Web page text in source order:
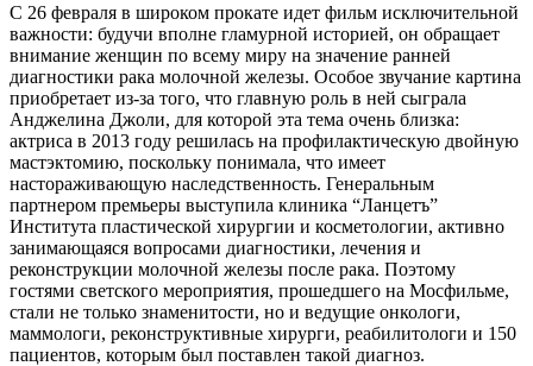
С 26 февраля в широком прокате идет фильм исключительной
важности: будучи вполне гламурной историей, он обращает
внимание женщин по всему миру на значение ранней
диагностики рака молочной железы. Особое звучание картина
приобретает из-за того, что главную роль в ней сыграла
Анджелина Джоли, для которой эта тема очень близка:
актриса в 2013 году решилась на профилактическую двойную
мастэктомию, поскольку понимала, что имеет
настораживающую наследственность. Генеральным
партнером премьеры выступила клиника “Ланцетъ”
Института пластической хирургии и косметологии, активно
занимающаяся вопросами диагностики, лечения и
реконструкции молочной железы после рака. Поэтому
гостями светского мероприятия, прошедшего на Мосфильме,
стали не только знаменитости, но и ведущие онкологи,
маммологи, реконструктивные хирурги, реабилитологи и 150
пациентов, которым был поставлен такой диагноз.